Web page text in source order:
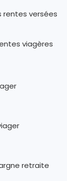
rentes versées
viagères
retraite